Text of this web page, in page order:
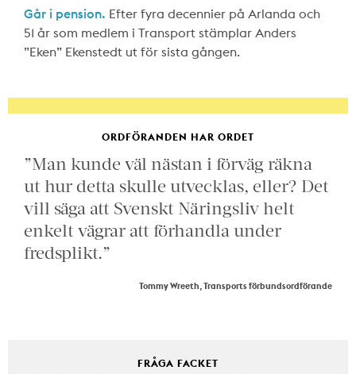
Går i pension. Efter fyra decennier på Arlanda och
51 år som medlem i Transport stämplar Anders
”Eken” Ekenstedt ut för sista gången.
ORDFÖRANDEN HAR ORDET
”Man kunde väl nästan i förväg räkna
ut hur detta skulle utvecklas, eller? Det
vill säga att Svenskt Näringsliv helt
enkelt vägrar att förhandla under
fredsplikt.”
Tommy Wreeth, Transports förbundsordförande
FRÅGA FACKET